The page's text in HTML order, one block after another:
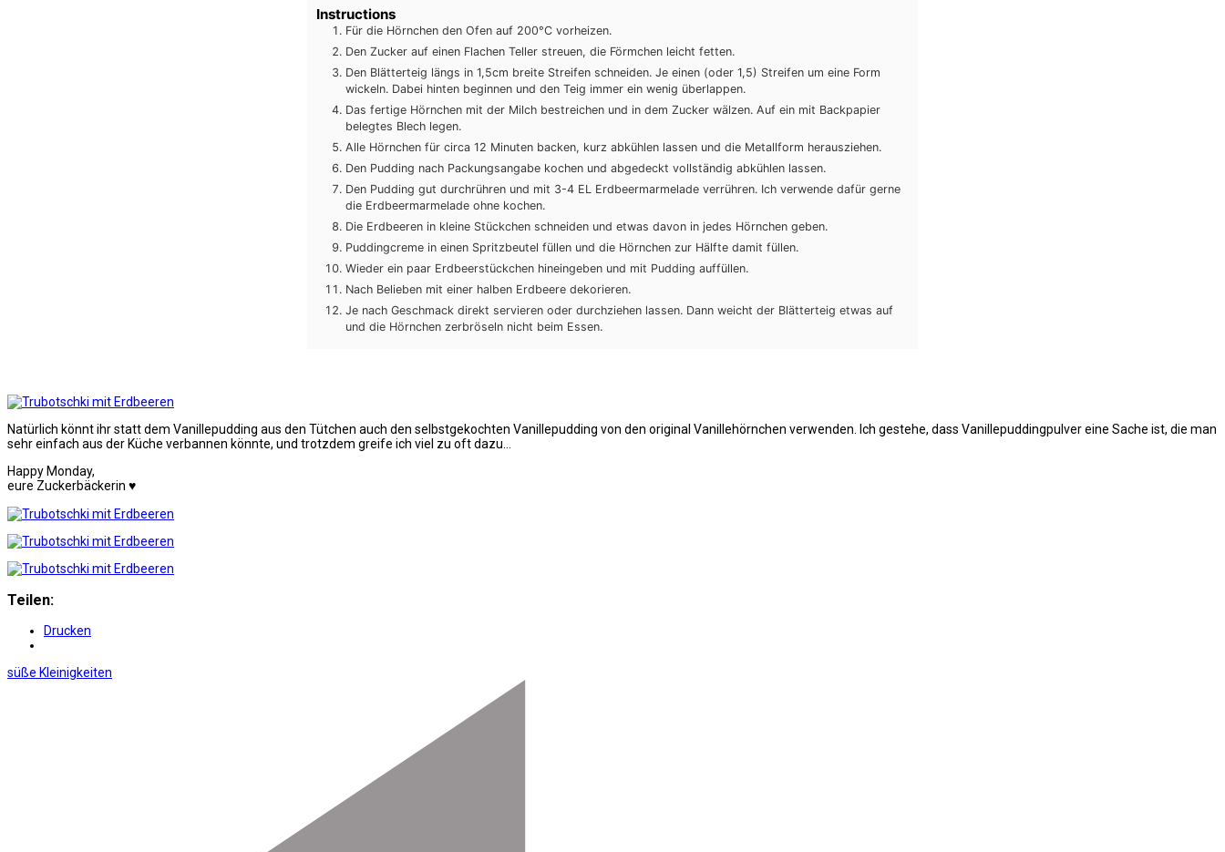
Instructions
Für die Hörnchen den Ofen auf 200°C vorheizen.
Den Zucker auf einen Flachen Teller streuen, die Förmchen leicht fetten.
Den Blätterteig längs in 1,5cm breite Streifen schneiden. Je einen (oder 1,5) Streifen um eine Form
wickeln. Dabei hinten beginnen und den Teig immer ein wenig überlappen.
Das fertige Hörnchen mit der Milch bestreichen und in dem Zucker wälzen. Auf ein mit Backpapier
belegtes Blech legen.
Alle Hörnchen für circa 12 Minuten backen, kurz abkühlen lassen und die Metallform herausziehen.
Den Pudding nach Packungsangabe kochen und abgedeckt vollständig abkühlen lassen.
Den Pudding gut durchrühren und mit 3-4 EL Erdbeermarmelade verrühren. Ich verwende dafür gerne
die Erdbeermarmelade ohne kochen.
Die Erdbeeren in kleine Stückchen schneiden und etwas davon in jedes Hörnchen geben.
Puddingcreme in einen Spritzbeutel füllen und die Hörnchen zur Hälfte damit füllen.
Wieder ein paar Erdbeerstückchen hineingeben und mit Pudding auffüllen.
Nach Belieben mit einer halben Erdbeere dekorieren.
Je nach Geschmack direkt servieren oder durchziehen lassen. Dann weicht der Blätterteig etwas auf
und die Hörnchen zerbröseln nicht beim Essen.
Natürlich könnt ihr statt dem Vanillepudding aus den Tütchen auch den selbstgekochten Vanillepudding von den original Vanillehörnchen verwenden. Ich gestehe, dass Vanillepuddingpulver eine Sache ist, die man
sehr einfach aus der Küche verbannen könnte, und trotzdem greife ich viel zu oft dazu…
Happy Monday,
eure Zuckerbäckerin ♥
Teilen:
Drucken
süße Kleinigkeiten